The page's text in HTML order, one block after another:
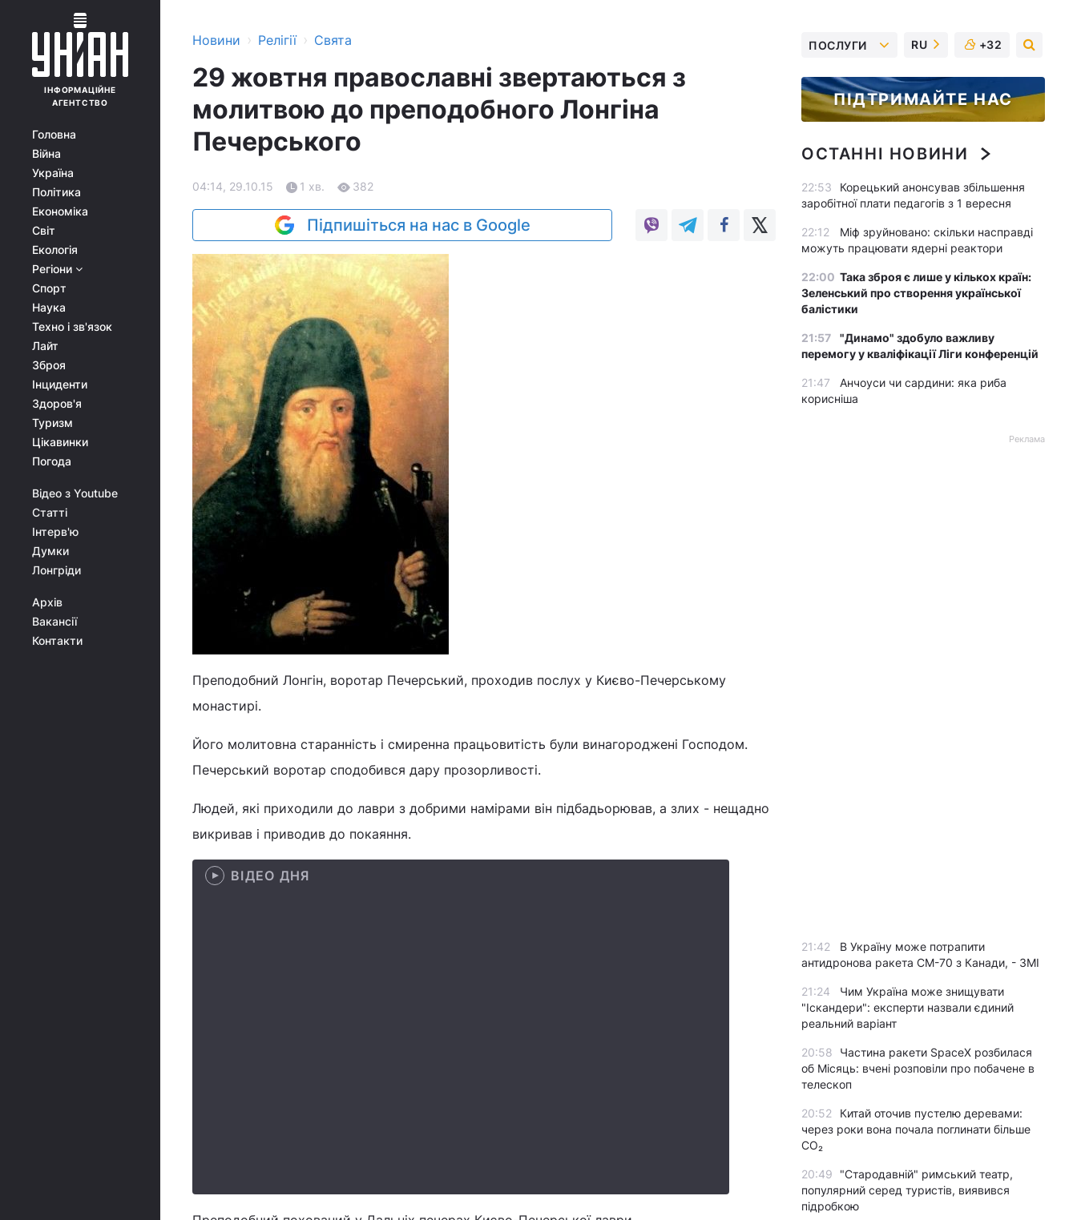
ІНФОРМАЦІЙНЕ
АГЕНТСТВО
Головна
Війна
Україна
Політика
Економіка
Світ
Екологія
Регіони
Спорт
Наука
Техно і зв'язок
Лайт
Зброя
Інциденти
Здоров'я
Туризм
Цікавинки
Погода
Відео з Youtube
Статті
Інтерв'ю
Думки
Лонгріди
Архів
Вакансії
Контакти
Новини › Релігії › Свята
29 жовтня православні звертаються з
молитвою до преподобного Лонгіна
Печерського
04:14, 29.10.15 1 хв. 382
Підпишіться на нас в Google
Преподобний Лонгін, воротар Печерський, проходив послух у Києво-Печерському
монастирі.
Його молитовна старанність і смиренна працьовитість були винагороджені Господом.
Печерський воротар сподобився дару прозорливості.
Людей, які приходили до лаври з добрими намірами він підбадьорював, а злих - нещадно
викривав і приводив до покаяння.
ВІДЕО ДНЯ
ПОСЛУГИ RU +32
ПІДТРИМАЙТЕ НАС
ОСТАННІ НОВИНИ
22:53
Корецький анонсував збільшення
заробітної плати педагогів з 1 вересня
22:12
Міф зруйновано: скільки насправді
можуть працювати ядерні реактори
22:00 Така зброя є лише у кількох країн:
Зеленський про створення української
балістики
21:57
"Динамо" здобуло важливу
перемогу у кваліфікації Ліги конференцій
21:47
Анчоуси чи сардини: яка риба
корисніша
Реклама
21:42
В Україну може потрапити
антидронова ракета CM-70 з Канади, - ЗМІ
21:24
Чим Україна може знищувати
"Іскандери": експерти назвали єдиний
реальний варіант
20:58
Частина ракети SpaceX розбилася
об Місяць: вчені розповіли про побачене в
телескоп
20:52
Китай оточив пустелю деревами:
через роки вона почала поглинати більше
CO₂
20:49
"Стародавній" римський театр,
популярний серед туристів, виявився
підробкою